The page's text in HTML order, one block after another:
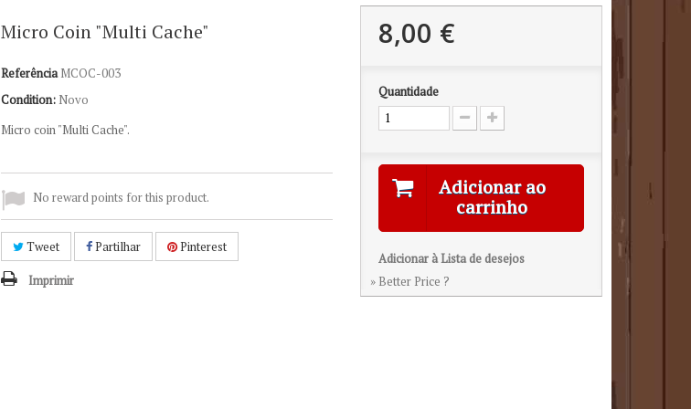
Micro Coin "Multi Cache"
Referência MCOC-003
Condition: Novo
Micro coin "Multi Cache".
No reward points for this product.
Tweet Partilhar Pinterest
Imprimir
8,00 €
Quantidade
Adicionar ao
carrinho
Adicionar à Lista de desejos
» Better Price ?